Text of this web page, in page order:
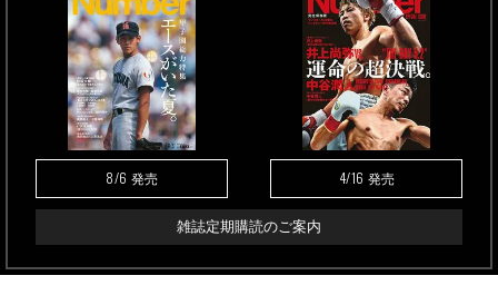
8/6 発売 4/16 発売
雑誌定期購読のご案内